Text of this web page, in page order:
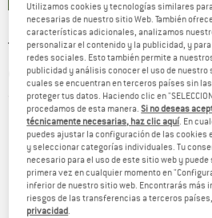
TENSON - Core Ski Jacket -
esquí
(0)
Utilizamos cookies y tecnologías similares
necesarias de nuestro sitio Web. También
características adicionales, analizamos
personalizar el contenido y la publicidad, y
redes sociales. Esto también permite a
publicidad y análisis conocer el uso de nuestro
cuales se encuentran en terceros países sin
proteger tus datos. Haciendo clic en
procedamos de esta manera.Si no deseas
técnicamente necesarias, haz clic aquí. En
puedes ajustar la configuración de las cookies
y seleccionar categorías individuales. Tu
necesario para el uso de este sitio web y
primera vez en cualquier momento en
inferior de nuestro sitio web. Encontrarás más
riesgos de las transferencias a terceros
privacidad.